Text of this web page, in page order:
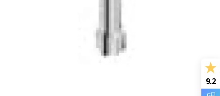
9.2